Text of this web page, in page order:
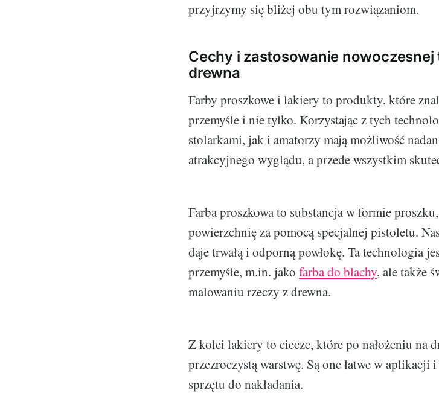
przyjrzymy się bliżej obu tym rozwiązaniom.
Cechy i zastosowanie
drewna
Farby proszkowe i lakiery to produkty, które
przemyśle i nie tylko. Korzystając z tych
stolarkami, jak i amatorzy mają możliwość
atrakcyjnego wyglądu, a przede wszystkim
Farba proszkowa to substancja w formie
powierzchnię za pomocą specjalnej pistoletu.
daje trwałą i odporną powłokę. Ta technologia
przemyśle, m.in. jako farba do blachy, ale także
malowaniu rzeczy z drewna.
Z kolei lakiery to ciecze, które po nałożeniu na
przezroczystą warstwę. Są one łatwe w
sprzętu do nakładania.